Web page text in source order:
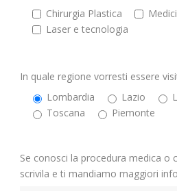
Chirurgia Plastica
⁠Laser e tecnologia
In quale regione vorresti essere
Lombardia
Lazio
Toscana
Piemonte
Se conosci la procedura medica o
scrivila e ti mandiamo maggiori